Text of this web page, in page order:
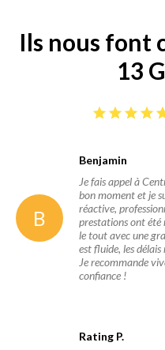
Ils nous font
13
B
Benjamin
Je fais appel à
bon moment et je
réactive,
prestations ont été
le tout avec une
est fluide, les
Je recommande
confiance !
Rating P.